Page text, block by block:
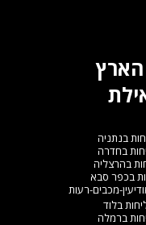
הארץ
בנתניה
בחדרה
בהרצליה
בכפר סבא
מכבים-רעות
בלוד
ברמלה